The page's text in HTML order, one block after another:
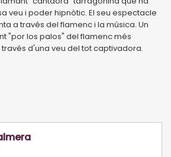
veu i poder hipnòtic. El seu espectacle
a través del flamenc i la música. Un
"por los palos" del flamenc més
d'una veu del tot captivadora.